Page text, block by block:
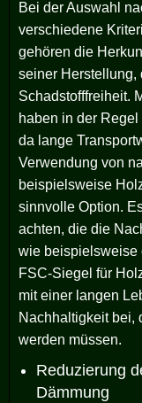
Bei der Auswahl
verschiedene
gehören die
seiner
Schadstofffreiheit.
haben in der
da lange
Verwendung von
beispielsweise
sinnvolle Option.
achten, die die
wie beispielsweise
FSC-Siegel für
mit einer langen
Nachhaltigkeit bei,
werden müssen.
Reduzierung
Dämmung